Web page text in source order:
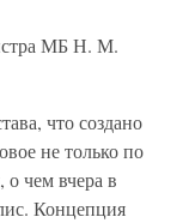
МБ Н. М.
что создано
не только по
о чем вчера в
Концепция